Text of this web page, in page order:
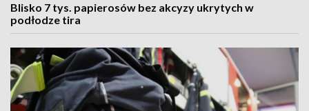
Blisko 7 tys. papierosów bez akcyzy ukrytych w
podłodze tira